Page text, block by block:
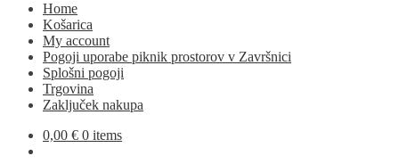
Home
Košarica
My account
Pogoji uporabe piknik prostorov v Završnici
Splošni pogoji
Trgovina
Zaključek nakupa
0,00 € 0 items